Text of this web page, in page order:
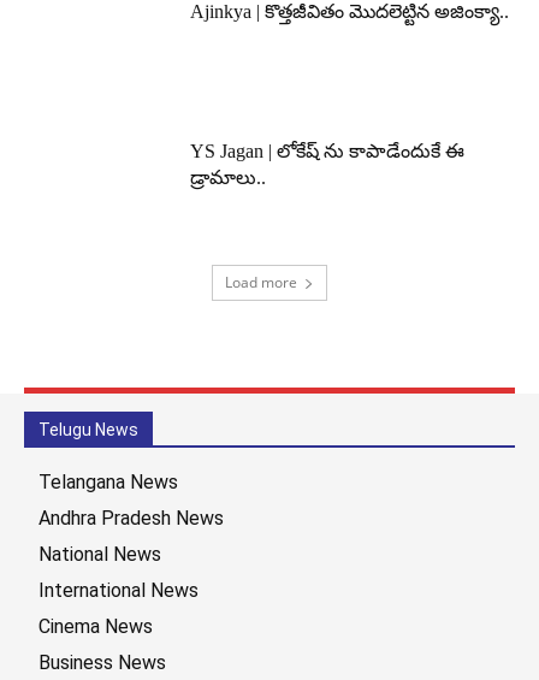
Ajinkya | కొత్తజీవితం మొదలెట్టిన అజింక్యా..
YS Jagan | లోకేష్ ను కాపాడేందుకే ఈ
డ్రామాలు..
Load more
Telugu News
Telangana News
Andhra Pradesh News
National News
International News
Cinema News
Business News